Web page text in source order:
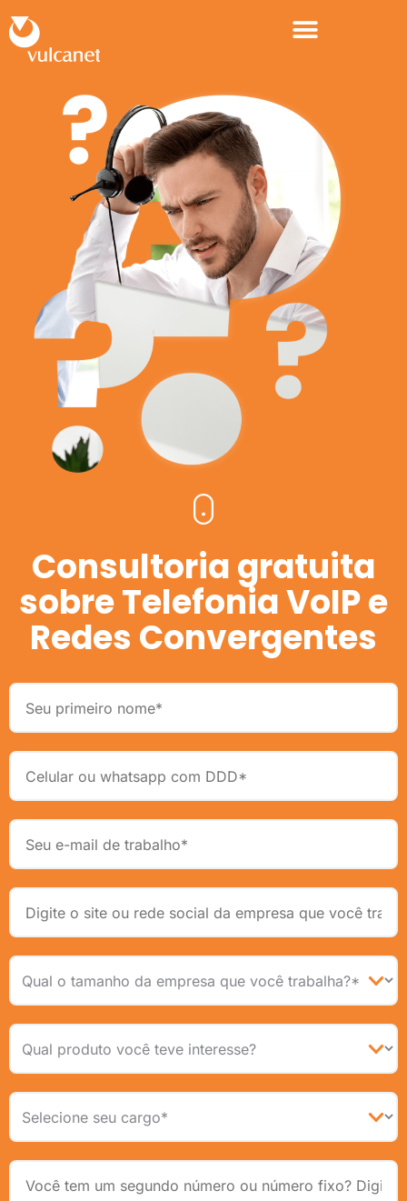
Consultoria gratuita
sobre Telefonia VoIP e
Redes Convergentes